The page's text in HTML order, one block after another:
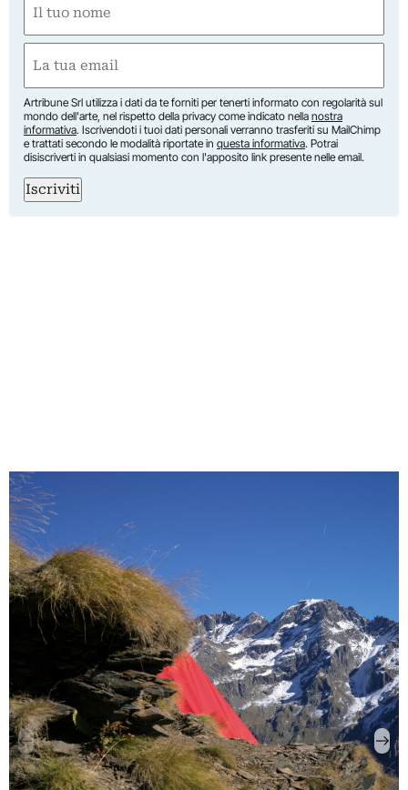
(Obbligatorio)
(Obbligatorio)
Artribune Srl utilizza i dati da te forniti per tenerti informato con regolarità sul
mondo dell'arte, nel rispetto della privacy come indicato nella nostra
informativa. Iscrivendoti i tuoi dati personali verranno trasferiti su MailChimp
e trattati secondo le modalità riportate in questa informativa. Potrai
disiscriverti in qualsiasi momento con l'apposito link presente nelle email.
Iscriviti